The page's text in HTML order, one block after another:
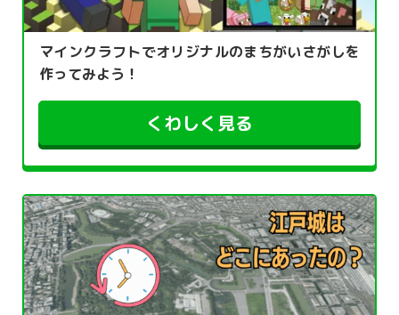
マインクラフトでオリジナルのまちがいさがしを
作ってみよう！
くわしく見る